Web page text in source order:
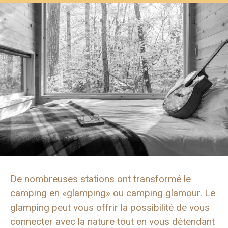
De nombreuses stations ont transformé le
camping en «glamping» ou camping glamour. Le
glamping peut vous offrir la possibilité de vous
connecter avec la nature tout en vous détendant